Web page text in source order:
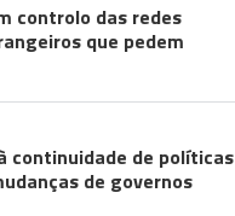
controlo das redes
que pedem
continuidade de políticas
de governos